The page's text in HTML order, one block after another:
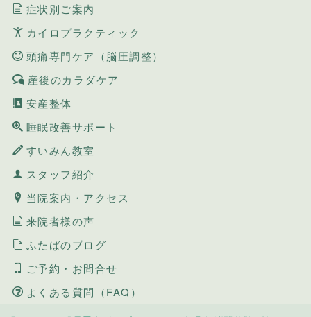
症状別ご案内
カイロプラクティック
頭痛専門ケア（脳圧調整）
産後のカラダケア
安産整体
睡眠改善サポート
すいみん教室
スタッフ紹介
当院案内・アクセス
来院者様の声
ふたばのブログ
ご予約・お問合せ
よくある質問（FAQ）